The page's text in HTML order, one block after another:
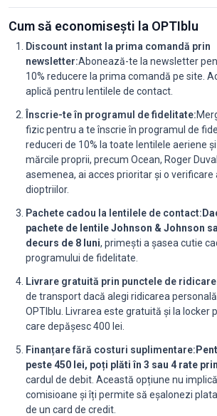
Cum să economisești la OPTIblu
Discount instant la prima comandă prin
newsletter:Abonează-te la newsletter
10% reducere la prima comandă pe site.
aplică pentru lentilele de contact.
Înscrie-te în programul de fidelitate:
fizic pentru a te înscrie în programul de
reduceri de 10% la toate lentilele aeriene
mărcile proprii, precum Ocean, Roger
asemenea, ai acces prioritar și o verificare
dioptriilor.
Pachete cadou la lentilele de contact:
pachete de lentile Johnson & Johnson
decurs de 8 luni, primești a șasea cutie
programului de fidelitate.
Livrare gratuită prin punctele de
de transport dacă alegi ridicarea
OPTIblu. Livrarea este gratuită și la locker
care depășesc 400 lei.
Finanțare fără costuri suplimentare:
peste 450 lei, poți plăti în 3 sau 4 rate
cardul de debit. Această opțiune nu
comisioane și îți permite să eșalonezi
de un card de credit.